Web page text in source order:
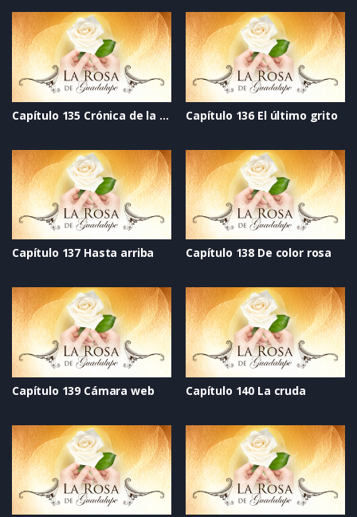
Capítulo 135 Crónica de la esperanza Capítulo 136 El último grito
Capítulo 137 Hasta arriba Capítulo 138 De color rosa
Capítulo 139 Cámara web Capítulo 140 La cruda